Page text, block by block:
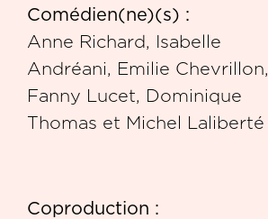
Comédien(ne)(s) :
Anne Richard, Isabelle
Andréani, Emilie Chevrillon,
Fanny Lucet, Dominique
Thomas et Michel Laliberté
Coproduction :